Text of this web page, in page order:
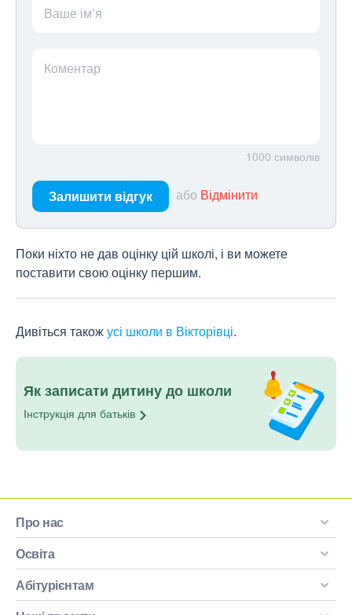
Ваше ім’я
Коментар
1000 символів
Залишити відгук або Відмінити
Поки ніхто не дав оцінку цій школі, і ви можете
поставити свою оцінку першим.
Дивіться такожусі школи в Вікторівці.
Як записати дитину до школи
Інструкція для батьків
Про нас
Освіта
Абітурієнтам